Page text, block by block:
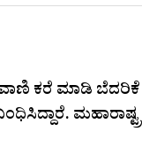
ಕರೆ ಮಾಡಿ ಬೆದರಿಕೆ